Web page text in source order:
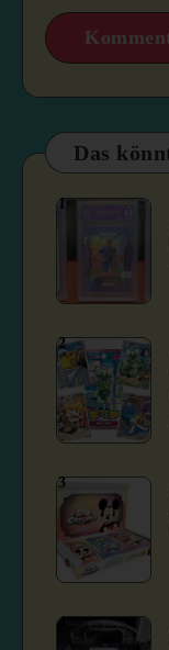
Das
1
2
3
4